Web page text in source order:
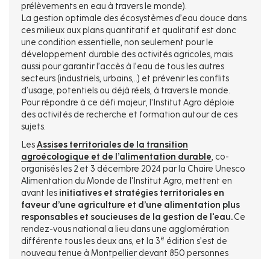
prélèvements en eau à travers le monde).
La gestion optimale des écosystèmes d’eau douce dans
ces milieux aux plans quantitatif et qualitatif est donc
une condition essentielle, non seulement pour le
développement durable des activités agricoles, mais
aussi pour garantir l’accès à l’eau de tous les autres
secteurs (industriels, urbains,..) et prévenir les conflits
d’usage, potentiels ou déjà réels, à travers le monde.
Pour répondre à ce défi majeur, l'Institut Agro déploie
des activités de recherche et formation autour de ces
sujets.
LesAssises territoriales de la transition
agroécologique et de l’alimentation durable, co-
organisés les 2 et 3 décembre 2024 par la Chaire Unesco
Alimentation du Monde de l'Institut Agro, mettent en
avant les initiatives et stratégies territoriales en
faveur d’une agriculture et d’une alimentation plus
responsables et soucieuses de la gestion de l'eau.Ce
rendez-vous national a lieu dans une agglomération
différente tous les deux ans, et la 3e édition s’est de
nouveau tenue à Montpellier devant 850 personnes